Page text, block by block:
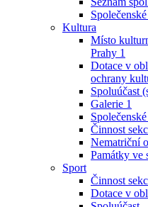
Kultura
Místo
Prahy 1
Dotace v
ochrany
Spoluúčast
Galerie 1
Činnost
Nematriční
Památky ve
Sport
Činnost
Dotace v